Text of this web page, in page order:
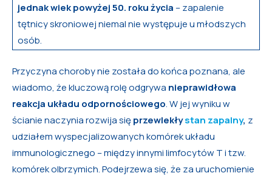
jednak wiek powyżej 50. roku życia – zapalenie
tętnicy skroniowej niemal nie występuje u młodszych
osób.
Przyczyna choroby nie została do końca poznana, ale
wiadomo, że kluczową rolę odgrywa nieprawidłowa
reakcja układu odpornościowego. W jej wyniku w
ścianie naczynia rozwija sięprzewlekłystan zapalny, z
udziałem wyspecjalizowanych komórek układu
immunologicznego – między innymi limfocytów T i tzw.
komórek olbrzymich. Podejrzewa się, że za uruchomienie